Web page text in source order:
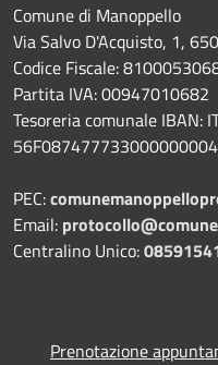
Comune di Manoppello
Via Salvo D'Acquisto, 1,
Codice Fiscale:
Partita IVA: 00947010682
Tesoreria comunale IBAN:
PEC:
Email:
Centralino Unico:
Prenotazione